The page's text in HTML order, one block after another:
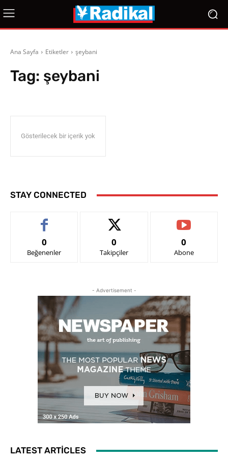
Ana Sayfa Etiketler şeybani
Tag: şeybani
Gösterilecek bir içerik yok
STAY CONNECTED
0
Beğenenler
0
Takipçiler
0
Abone
- Advertisement -
LATEST ARTICLES